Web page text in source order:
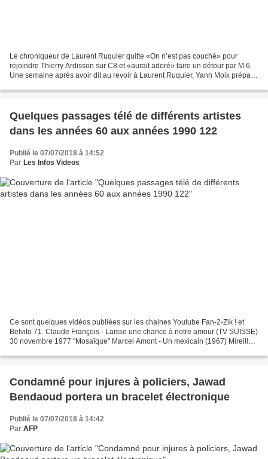
Le chroniqueur de Laurent Ruquier quitte «On n’est pas couché» pour
rejoindre Thierry Ardisson sur C8 et «aurait adoré» faire un détour par M 6.
Une semaine après avoir dit au revoir à Laurent Ruquier, Yann Moix prépare
Quelques passages télé de différents artistes
dans les années 60 aux années 1990 122
Publié le 07/07/2018 à 14:52
Par Les Infos Videos
Ce sont quelques vidéos publiées sur les chaines Youtube Fan-2-Zik ! et
Belvito 71. Claude François - Laisse une chance à notre amour (TV SUISSE)
30 novembre 1977 "Mosaïque" Marcel Amont - Un mexicain (1967) Mireille -
Condamné pour injures à policiers, Jawad
Bendaoud portera un bracelet électronique
Publié le 07/07/2018 à 14:42
Par AFP